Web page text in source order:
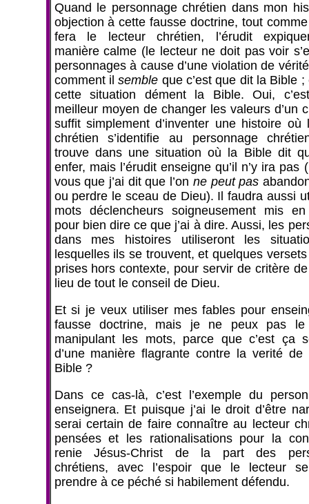
Quand le personnage chrétien dans mon
objection à cette fausse doctrine, tout comme
fera le lecteur chrétien, l’érudit
manière calme (le lecteur ne doit pas voir
personnages à cause d’une violation de
comment ilsemble que c’est que dit la Bible
cette situation dément la Bible. Oui,
meilleur moyen de changer les valeurs d’un
suffit simplement d’inventer une histoire où
chrétien s’identifie au personnage
trouve dans une situation où la Bible dit
enfer, mais l’érudit enseigne qu’il n’y ira pas
vous que j’ai dit que l’on ne peut pas
ou perdre le sceau de Dieu). Il faudra aussi
mots déclencheurs soigneusement mis
pour bien dire ce que j’ai à dire. Aussi, les
dans mes histoires utiliseront les
lesquelles ils se trouvent, et quelques
prises hors contexte, pour servir de critère
lieu de tout le conseil de Dieu.
Et si je veux utiliser mes fables pour
fausse doctrine, mais je ne peux pas
manipulant les mots, parce que c’est ça
d’une manière flagrante contre la verité de
Bible ?
Dans ce cas-là, c’est l’exemple du
enseignera. Et puisque j’ai le droit d’être
serai certain de faire connaître au lecteur
pensées et les rationalisations pour la
renie Jésus-Christ de la part des
chrétiens, avec l’espoir que le lecteur
prendre à ce péché si habilement défendu.